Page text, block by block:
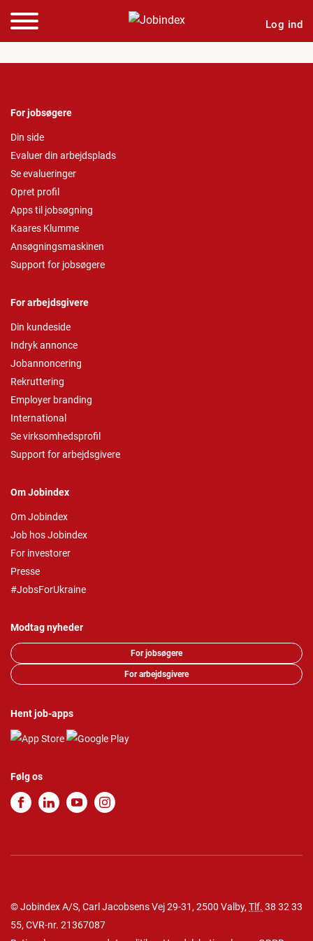
Log ind
For jobsøgere
Din side
Evaluer din arbejdsplads
Se evalueringer
Opret profil
Apps til jobsøgning
Kaares Klumme
Ansøgningsmaskinen
Support for jobsøgere
For arbejdsgivere
Din kundeside
Indryk annonce
Jobannoncering
Rekruttering
Employer branding
International
Se virksomhedsprofil
Support for arbejdsgivere
Om Jobindex
Om Jobindex
Job hos Jobindex
For investorer
Presse
#JobsForUkraine
Modtag nyheder
For jobsøgere
For arbejdsgivere
Hent job-apps
Følg os
© Jobindex A/S, Carl Jacobsens Vej 29-31, 2500 Valby, Tlf. 38 32 33
55, CVR-nr. 21367087